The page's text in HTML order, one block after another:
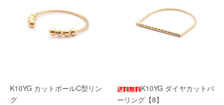
K10YG カットボールC型リン
グ
K10YG ダイヤカットバ
ーリング【8】